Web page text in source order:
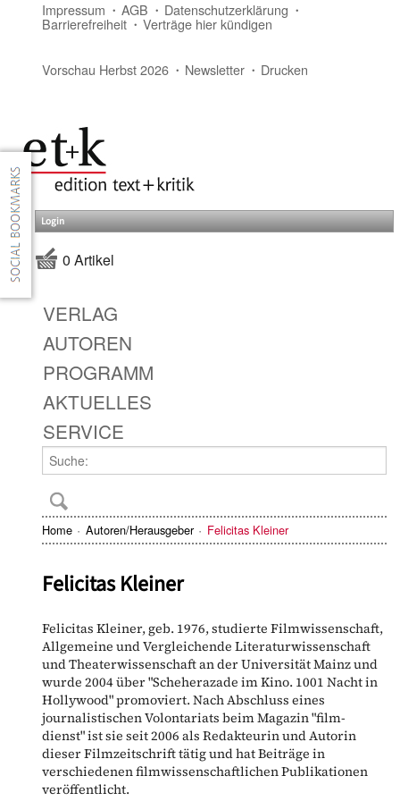
Impressum AGB Datenschutzerklärung
Barrierefreiheit Verträge hier kündigen
Vorschau Herbst 2026 Newsletter Drucken
Login
0 Artikel
VERLAG
AUTOREN
PROGRAMM
AKTUELLES
SERVICE
Home Autoren/Herausgeber Felicitas Kleiner
Felicitas Kleiner
Felicitas Kleiner, geb. 1976, studierte Filmwissenschaft,
Allgemeine und Vergleichende Literaturwissenschaft
und Theaterwissenschaft an der Universität Mainz und
wurde 2004 über "Scheherazade im Kino. 1001 Nacht in
Hollywood" promoviert. Nach Abschluss eines
journalistischen Volontariats beim Magazin "film-
dienst" ist sie seit 2006 als Redakteurin und Autorin
dieser Filmzeitschrift tätig und hat Beiträge in
verschiedenen filmwissenschaftlichen Publikationen
veröffentlicht.